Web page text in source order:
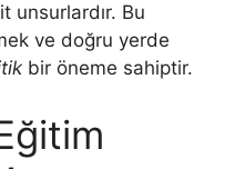
unsurlardır. Bu
ve doğru yerde
bir öneme sahiptir.